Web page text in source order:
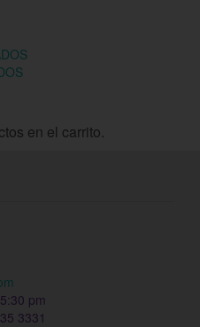
en el carrito.
pm
3331